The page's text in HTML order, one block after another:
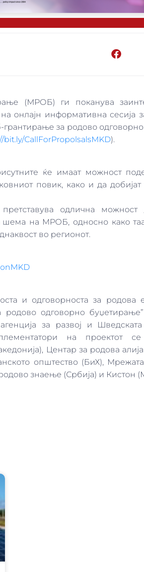
(МРОБ) ги поканува
онлајн информативна сесија
за родово
bit.ly/CallForPropolsalsMKD).
ќе имаат можност
повик, како и да
одлична можност
шема на МРОБ, односно како
во регионот.
и одговорноста за родова
одговорно
за развој и Шведската
на проектот
Центар за родова
општество (БиХ),
знаење (Србија) и Кистон